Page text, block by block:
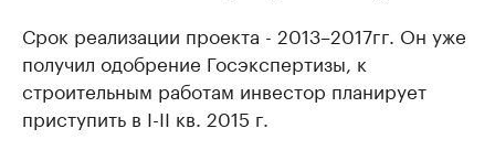
Срок реализации проекта - 2013–2017гг. Он уже
получил одобрение Госэкспертизы, к
строительным работам инвестор планирует
приступить в I-II кв. 2015 г.